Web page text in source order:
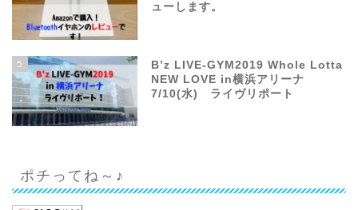
ューします。
5
B’z LIVE-GYM2019 Whole Lotta
NEW LOVE in横浜アリーナ
7/10(水) ライヴリポート
ポチってね～♪